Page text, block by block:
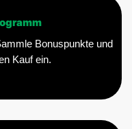
Bonuspunkte und
Kauf ein.